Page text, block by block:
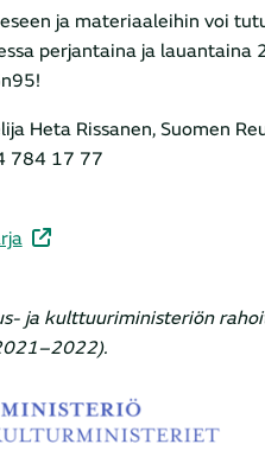
ja materiaaleihin voi
perjantaina ja lauantaina
Heta Rissanen, Suomen
784 17 77
ja kulttuuriministeriön